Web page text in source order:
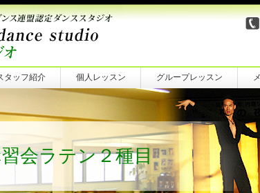
タッフ紹介 個人レッスン グループレッスン
会ラテン２種目